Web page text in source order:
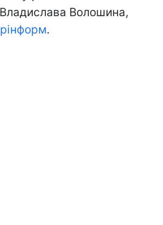
Волошина,
.